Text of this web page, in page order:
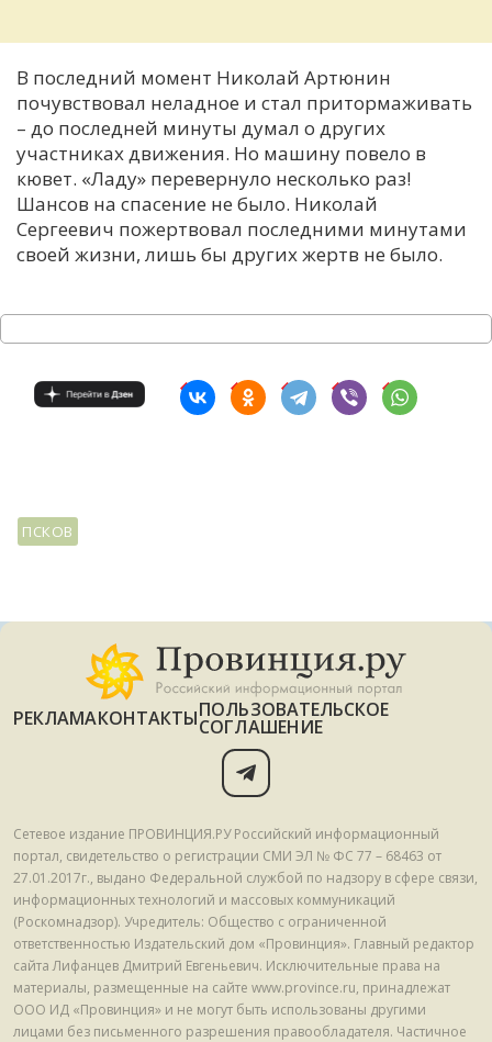
В последний момент Николай Артюнин
почувствовал неладное и стал притормаживать
– до последней минуты думал о других
участниках движения. Но машину повело в
кювет. «Ладу» перевернуло несколько раз!
Шансов на спасение не было. Николай
Сергеевич пожертвовал последними минутами
своей жизни, лишь бы других жертв не было.
ПСКОВ
РЕКЛАМАКОНТАКТЫПОЛЬЗОВАТЕЛЬСКОЕ
СОГЛАШЕНИЕ
Сетевое издание ПРОВИНЦИЯ.РУ Российский информационный
портал, свидетельство о регистрации СМИ ЭЛ № ФС 77 – 68463 от
27.01.2017г., выдано Федеральной службой по надзору в сфере связи,
информационных технологий и массовых коммуникаций
(Роскомнадзор). Учредитель: Общество с ограниченной
ответственностью Издательский дом «Провинция». Главный редактор
сайта Лифанцев Дмитрий Евгеньевич. Исключительные права на
материалы, размещенные на сайте www.province.ru, принадлежат
ООО ИД «Провинция» и не могут быть использованы другими
лицами без письменного разрешения правообладателя. Частичное